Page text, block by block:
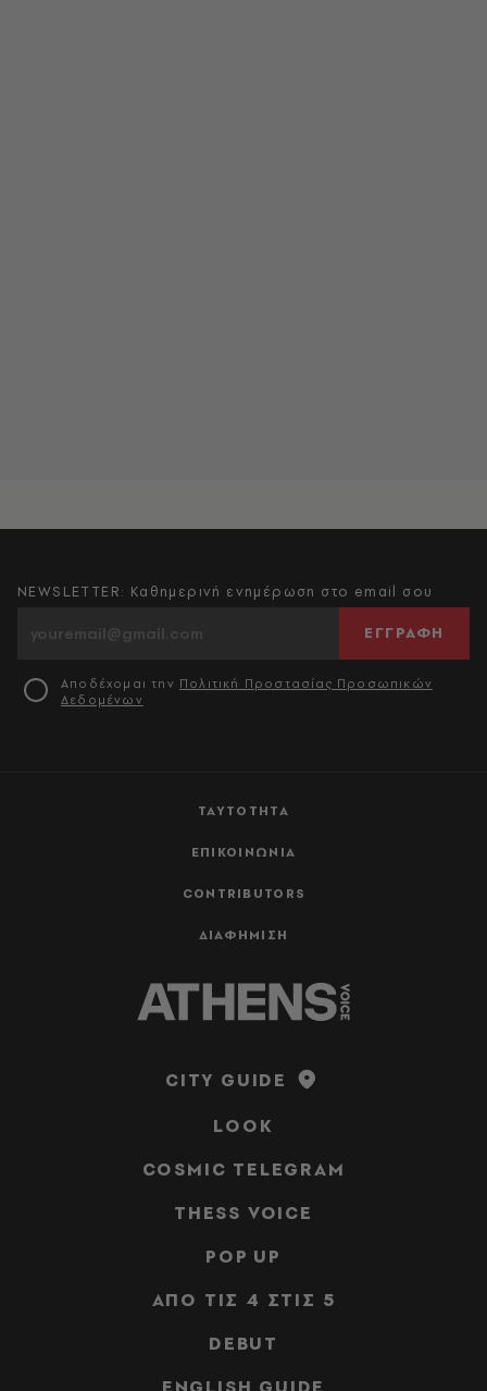
ΤΑΥΤΟΤΗΤΑ
ΕΠΙΚΟΙΝΩΝΙΑ
CONTRIBUTORS
ΔΙΑΦΗΜΙΣΗ
NEWSLETTER: Καθημερινή ενημέρωση στο email σου
ΕΓΓΡΑΦΗ
Αποδέχομαι την Πολιτική Προστασίας Προσωπικών
Δεδομένων
CITY GUIDE
LOOK
COSMIC TELEGRAM
THESS VOICE
POP UP
ΑΠΟ ΤΙΣ 4 ΣΤΙΣ 5
DEBUT